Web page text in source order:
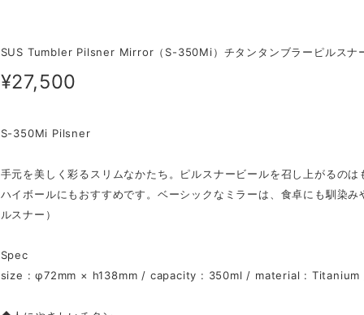
SUS Tumbler Pilsner Mirror（S-350Mi）チタンタンブラーピルス
¥27,500
S-350Mi Pilsner
手元を美しく彩るスリムなかたち。ピルスナービールを召し上がるの
ハイボールにもおすすめです。ベーシックなミラーは、食卓にも馴染
ルスナー）
Spec
size : φ72mm × h138mm / capacity : 350ml / material :